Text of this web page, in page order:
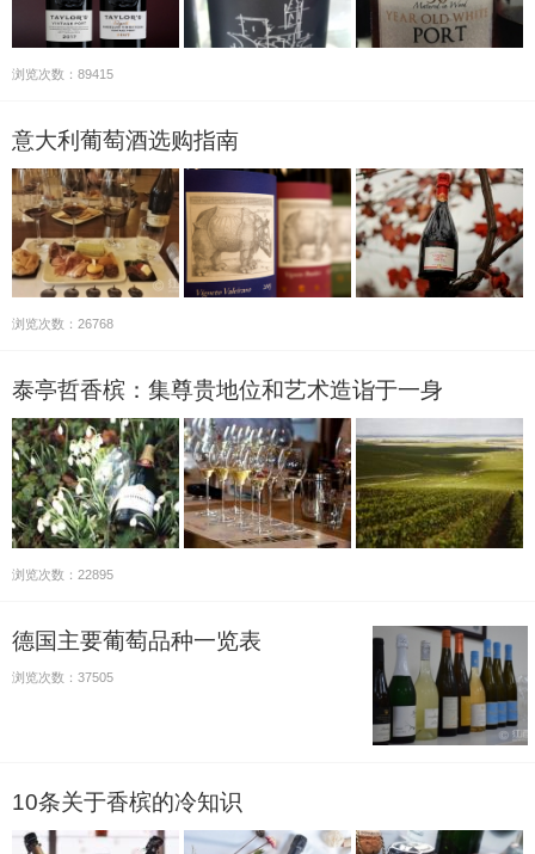
浏览次数：89415
意大利葡萄酒选购指南
浏览次数：26768
泰亭哲香槟：集尊贵地位和艺术造诣于一身
浏览次数：22895
德国主要葡萄品种一览表
浏览次数：37505
10条关于香槟的冷知识